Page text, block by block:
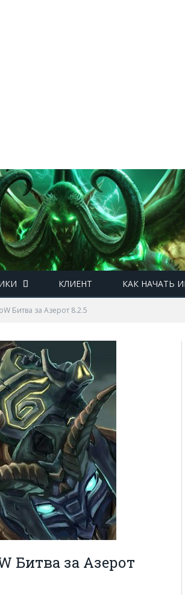
КЛИЕНТ КАК НАЧАТЬ
Битва за Азерот 8.2.5
Битва за Азерот